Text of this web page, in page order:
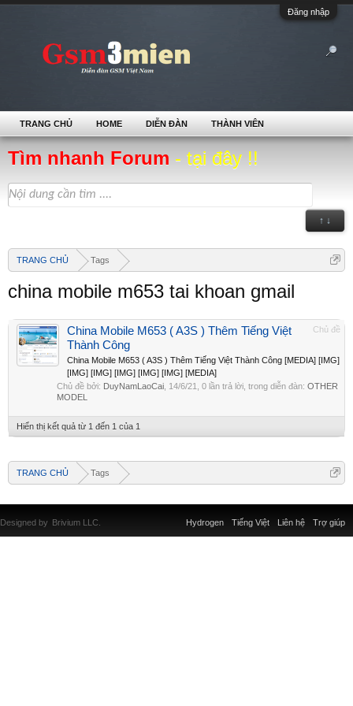
Đăng nhập
Tìm nhanh Forum - tại đây !!
↑ ↓
TRANG CHỦ Tags
china mobile m653 tai khoan gmail
Chủ đề
China Mobile M653 ( A3S ) Thêm Tiếng Việt
Thành Công
China Mobile M653 ( A3S ) Thêm Tiếng Việt Thành Công [MEDIA] [IMG]
[IMG] [IMG] [IMG] [IMG] [IMG] [MEDIA]
Chủ đề bởi: DuyNamLaoCai 14/6/21 , 0 lần trả lời, trong diễn đàn: OTHER
MODEL
Hiển thị kết quả từ 1 đến 1 của 1
TRANG CHỦ Tags
TRANG CHỦ HOME DIỄN ĐÀN THÀNH VIÊN
Liên hệ Trợ giúp
Hydrogen Tiếng Việt
Designed by Brivium LLC.